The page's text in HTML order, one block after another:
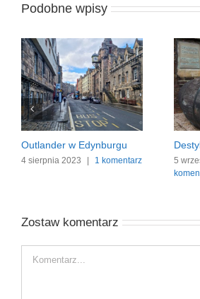
Podobne wpisy
Deanston
2022 | 0
The Hermitage
4 marca 2022 | 1
Comment